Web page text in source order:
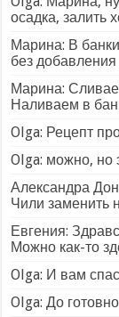
осадка, залить
Марина: В
без
Марина:
Наливаем в
Olga: Рецепт
Olga: можно, но
Александра
Чили заменить
Евгения:
Можно как-то
Olga: И вам
Olga: До